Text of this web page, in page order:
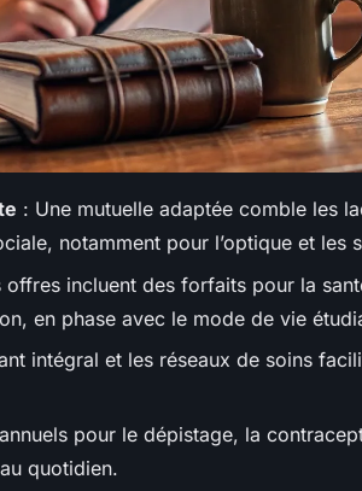
: Une mutuelle adaptée comble les
notamment pour l’optique et les
offres incluent des forfaits pour la
en phase avec le mode de vie
intégral et les réseaux de soins
pour le dépistage, la
quotidien.